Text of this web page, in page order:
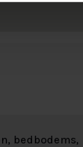
bedbodems,